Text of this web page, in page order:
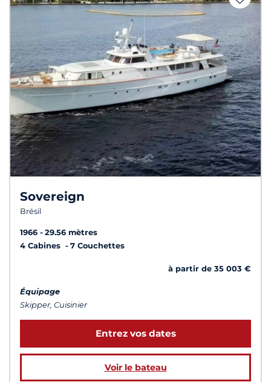
Sovereign
Brésil
1966
29.56 mètres
4 Cabines
7 Couchettes
à partir de 35 003 €
Équipage
Skipper, Cuisinier
Entrez vos dates
Voir le bateau